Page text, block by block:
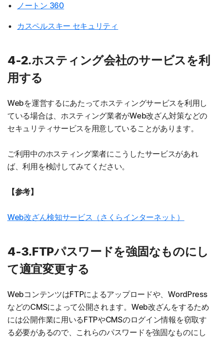
ノートン 360
カスペルスキー セキュリティ
4-2.ホスティング会社のサービスを利
用する
Webを運営するにあたってホスティングサービスを利用し
ている場合は、ホスティング業者がWeb改ざん対策などの
セキュリティサービスを用意していることがあります。
ご利用中のホスティング業者にこうしたサービスがあれ
ば、利用を検討してみてください。
【参考】
Web改ざん検知サービス（さくらインターネット）
4-3.FTPパスワードを強固なものにし
て適宜変更する
WebコンテンツはFTPによるアップロードや、WordPress
などのCMSによって公開されます。Web改ざんをするため
には公開作業に用いるFTPやCMSのログイン情報を窃取す
る必要があるので、これらのパスワードを強固なものにし